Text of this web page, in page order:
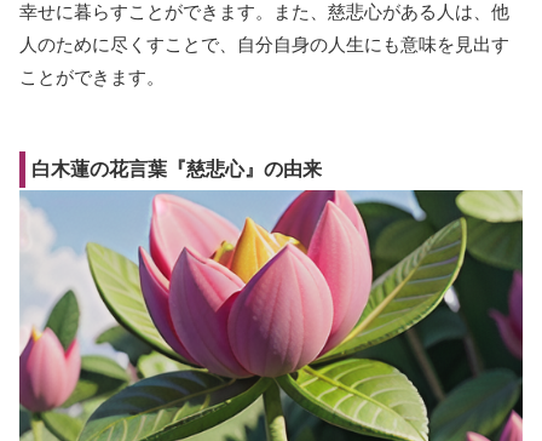
幸せに暮らすことができます。また、慈悲心がある人は、他
人のために尽くすことで、自分自身の人生にも意味を見出す
ことができます。
白木蓮の花言葉『慈悲心』の由来